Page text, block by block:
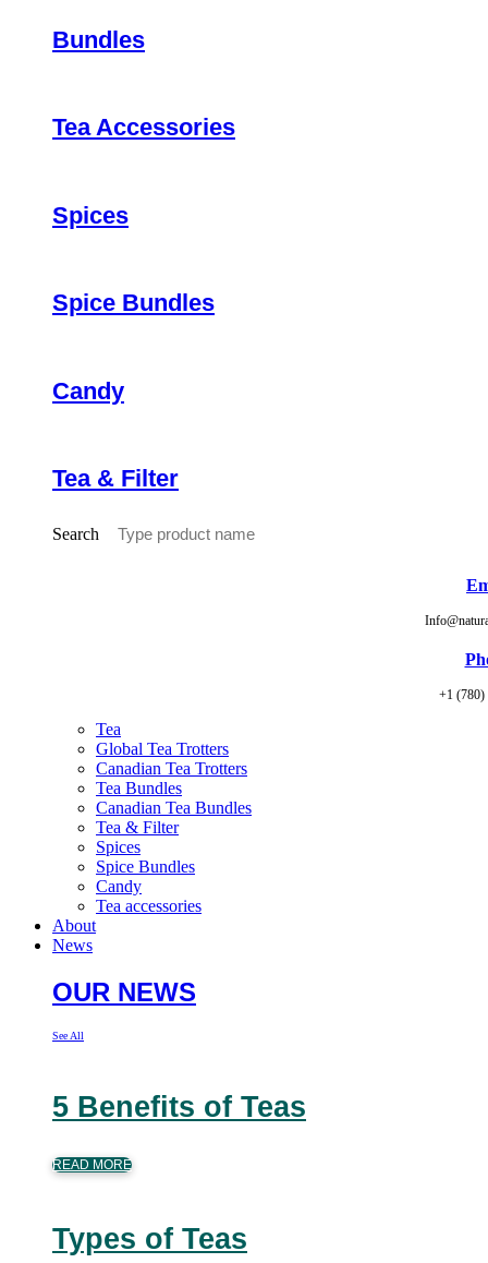
Bundles
Tea Accessories
Spices
Spice Bundles
Candy
Tea & Filter
Search
+1 (780)
Tea
Global Tea Trotters
Canadian Tea Trotters
Tea Bundles
Canadian Tea Bundles
Tea & Filter
Spices
Spice Bundles
Candy
Tea accessories
About
News
OUR NEWS
See All
5 Benefits of Teas
READ MORE
Types of Teas